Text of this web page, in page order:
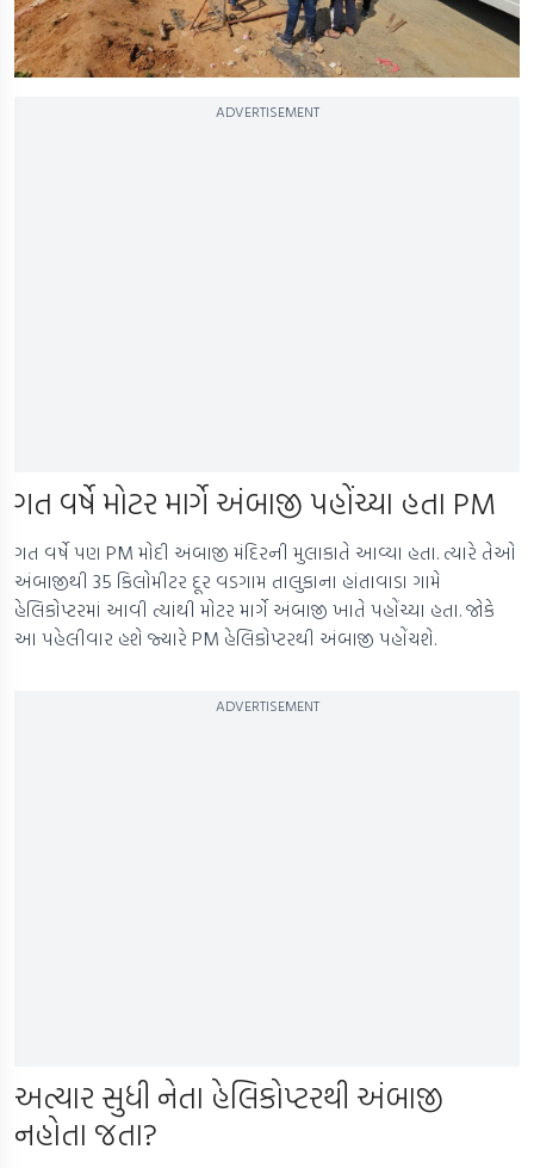
ADVERTISEMENT
ગત વર્ષે મોટર માર્ગે અંબાજી પહોંચ્યા હતા PM
ગત વર્ષે પણ PM મોદી અંબાજી મંદિરની મુલાકાતે આવ્યા હતા. ત્યારે તેઓ
અંબાજીથી 35 કિલોમીટર દૂર વડગામ તાલુકાના હાંતાવાડા ગામે
હેલિકોપ્ટરમાં આવી ત્યાંથી મોટર માર્ગે અંબાજી ખાતે પહોંચ્યા હતા. જોકે
આ પહેલીવાર હશે જ્યારે PM હેલિકોપ્ટરથી અંબાજી પહોંચશે.
ADVERTISEMENT
અત્યાર સુધી નેતા હેલિકોપ્ટરથી અંબાજી
નહોતા જતા?